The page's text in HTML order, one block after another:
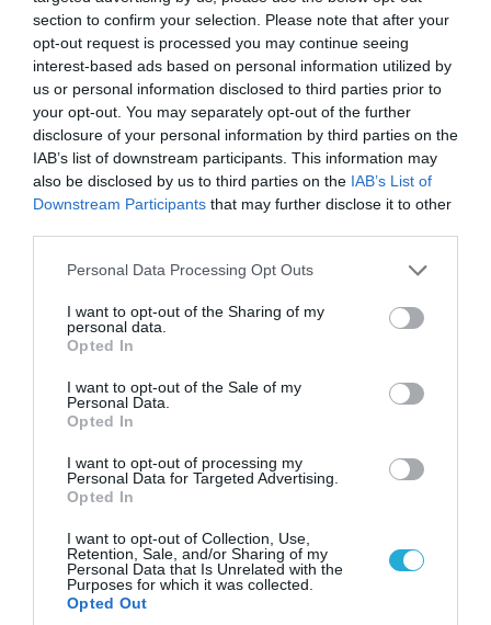
section to confirm your selection. Please note that after your
opt-out request is processed you may continue seeing
interest-based ads based on personal information utilized by
us or personal information disclosed to third parties prior to
your opt-out. You may separately opt-out of the further
disclosure of your personal information by third parties on the
IAB’s list of downstream participants. This information may
also be disclosed by us to third parties on the IAB’s List of
Downstream Participants that may further disclose it to other
Please note that this website/app uses one or more Google
not limited to your visit or usage behaviour. You may click to
grant or deny consent to Google and its third-party tags to
use your data for below specified purposes in below Google
consent section.
Personal Data Processing Opt Outs
I want to opt-out of the Sharing of my
personal data.
Opted In
I want to opt-out of the Sale of my
Personal Data.
Opted In
I want to opt-out of processing my
Personal Data for Targeted Advertising.
Opted In
I want to opt-out of Collection, Use,
Retention, Sale, and/or Sharing of my
Personal Data that Is Unrelated with the
Purposes for which it was collected.
Opted Out
07.08.2026 | 08:02
Οι ρωσικές δυνάμεις απέχουν μόλις 5 χλμ.
από Σλαβιάνσκ και Κραματόρσκ στο Ντονέτσκ
ΠΟΛΙΤΙΚΗ
07.08.2026 | 20:02
Κωνσταντίνο Ζούλα από τον ΣΚΑΪ – Ο λόγος της
απομάκρυνσής του